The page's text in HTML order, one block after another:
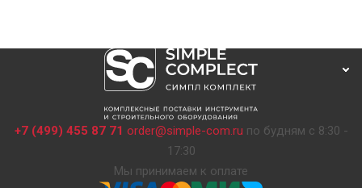
+7 (499) 455 87 71 order@simple-com.ru по будням с 8:30 -
17:30
Мы принимаем к оплате